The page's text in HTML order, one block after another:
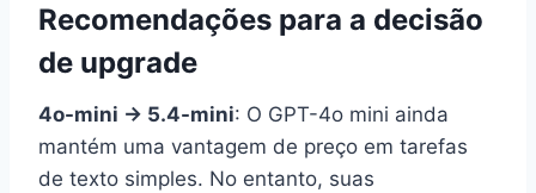
Recomendações para a decisão
de upgrade
4o-mini → 5.4-mini: O GPT-4o mini ainda
mantém uma vantagem de preço em tarefas
de texto simples. No entanto, suas